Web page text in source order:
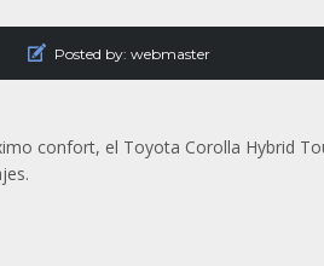
Posted by: webmaster
confort, el Toyota Corolla Hybrid